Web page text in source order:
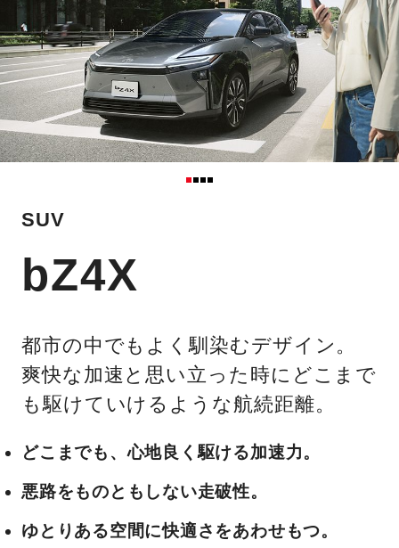
SUV
bZ4X
都市の中でもよく馴染むデザイン。
爽快な加速と思い立った時にどこまで
も駆けていけるような航続距離。
どこまでも、心地良く駆ける加速力。
悪路をものともしない走破性。
ゆとりある空間に快適さをあわせもつ。